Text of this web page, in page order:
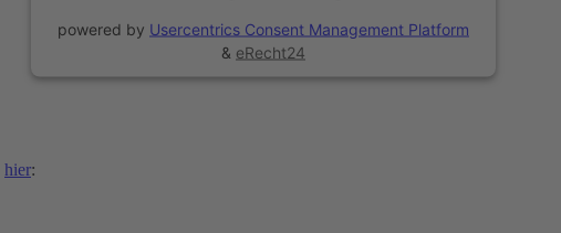
powered by Usercentrics Consent Management Platform
& eRecht24
hier: